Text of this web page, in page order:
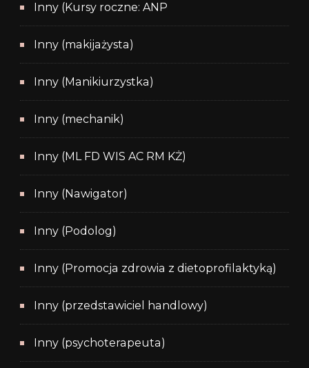
Inny (Kursy roczne: ANP
Inny (makijażysta)
Inny (Manikiurzystka)
Inny (mechanik)
Inny (ML FD WIS AC RM KŻ)
Inny (Nawigator)
Inny (Podolog)
Inny (Promocja zdrowia z dietoprofilaktyką)
Inny (przedstawiciel handlowy)
Inny (psychoterapeuta)